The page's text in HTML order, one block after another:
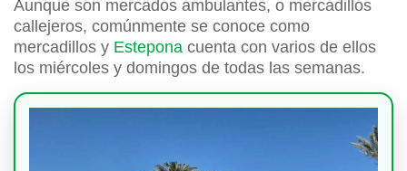
Aunque son mercados ambulantes, o mercadillos
callejeros, comúnmente se conoce como
mercadillos y Estepona cuenta con varios de ellos
los miércoles y domingos de todas las semanas.